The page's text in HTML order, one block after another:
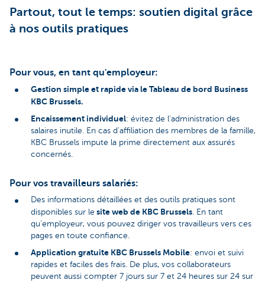
Partout, tout le temps: soutien digital grâce
à nos outils pratiques
Pour vous, en tant qu'employeur:
Gestion simple et rapide via le Tableau de bord Business
KBC Brussels.
Encaissement individuel: évitez de l'administration des
salaires inutile. En cas d'affiliation des membres de la famille,
KBC Brussels impute la prime directement aux assurés
concernés.
Pour vos travailleurs salariés:
Des informations détaillées et des outils pratiques sont
disponibles sur le site web de KBC Brussels. En tant
qu'employeur, vous pouvez diriger vos travailleurs vers ces
pages en toute confiance.
Application gratuite KBC Brussels Mobile: envoi et suivi
rapides et faciles des frais. De plus, vos collaborateurs
peuvent aussi compter 7 jours sur 7 et 24 heures sur 24 sur